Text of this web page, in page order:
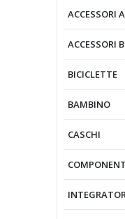
ACCESSORI
ACCESSORI
BICICLETTE
BAMBINO
CASCHI